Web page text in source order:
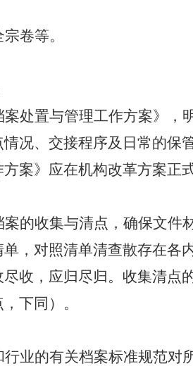
卷等。
案处置与管理工作方案》
，
况、交接程序及日常的保
案》应在机构改革方案正
的收集与清点，确保文
，对照清单清查散存在
收，应归尽归。收集清
下同）。
业的有关档案标准规范对